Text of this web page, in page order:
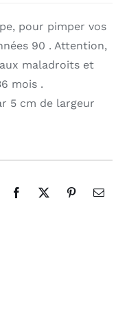
pour pimper vos
90 . Attention,
maladroits et
mois .
5 cm de largeur